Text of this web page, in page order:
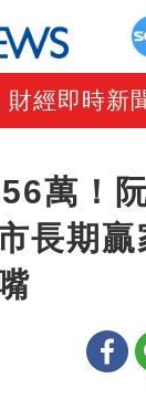
財經即時新
萬！
長期